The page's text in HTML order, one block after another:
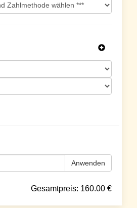
Anwenden
Gesamtpreis: 160.00 €